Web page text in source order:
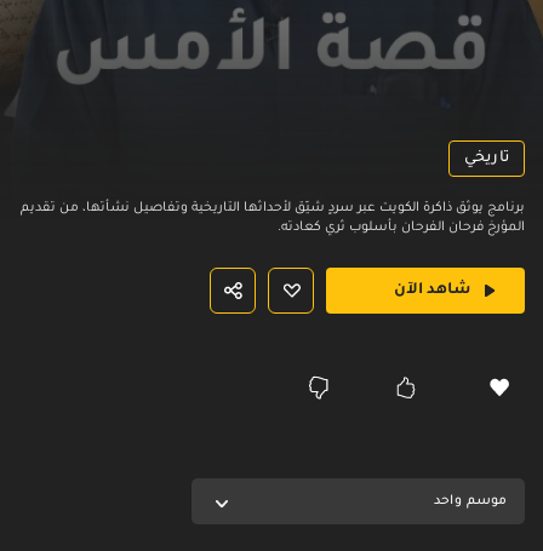
تاريخي
برنامج يوثق ذاكرة الكويت عبر سردٍ شيّق لأحداثها التاريخية وتفاصيل نشأتها، من تقديم
المؤرخ فرحان الفرحان بأسلوب ثري كعادته.
شاهد الآن
موسم واحد